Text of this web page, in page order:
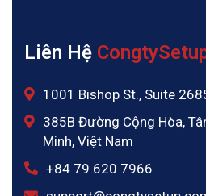
Liên Hệ
1001 Bishop St., Suite
385B Đường Cộng Hòa,
Minh, Việt Nam
‪+84 79 620 7966